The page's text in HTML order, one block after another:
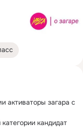
активаторы загара с
кандидат